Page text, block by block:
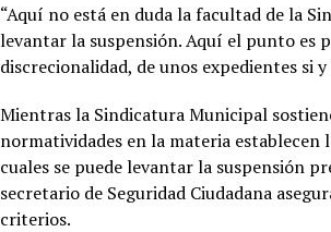
“Aquí no está en duda la facultad de la
levantar la suspensión. Aquí el punto es
discrecionalidad, de unos expedientes si
Mientras la Sindicatura Municipal
normatividades en la materia establecen
cuales se puede levantar la suspensión
secretario de Seguridad Ciudadana
criterios.